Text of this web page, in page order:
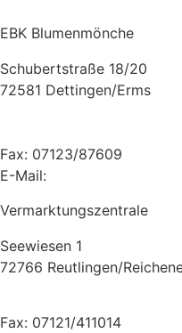
EBK Blumenmönche
Schubertstraße 18/20
72581 Dettingen/Erms
Fax: 07123/87609
E-Mail:
Vermarktungszentrale
Seewiesen 1
72766 Reutlingen/
Fax: 07121/411014